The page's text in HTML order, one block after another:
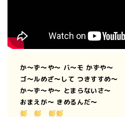
か〜ず〜や〜 バ〜モ かずや〜
ゴ〜ルめざ〜して つきすすめ〜
か〜ず〜や〜 とまらないさ〜
おまえが〜 きめるんだ〜